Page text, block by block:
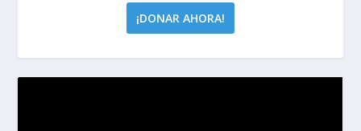
¡DONAR AHORA!